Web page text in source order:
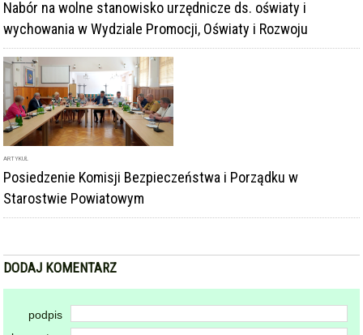
Nabór na wolne stanowisko urzędnicze ds. oświaty i
wychowania w Wydziale Promocji, Oświaty i Rozwoju
ARTYKUŁ
Posiedzenie Komisji Bezpieczeństwa i Porządku w
Starostwie Powiatowym
DODAJ KOMENTARZ
podpis